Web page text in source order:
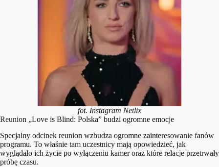
fot. Instagram Netlix
Reunion „Love is Blind: Polska” budzi ogromne emocje
Specjalny odcinek reunion wzbudza ogromne zainteresowanie fanów
programu. To właśnie tam uczestnicy mają opowiedzieć, jak
wyglądało ich życie po wyłączeniu kamer oraz które relacje przetrwały
próbę czasu.